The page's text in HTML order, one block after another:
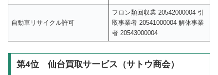
自動車リサイクル許可
フロン類回収業 20542000004 引
取事業者 20541000004 解体事業
者 20543000004
第4位 仙台買取サービス（サトウ商会）